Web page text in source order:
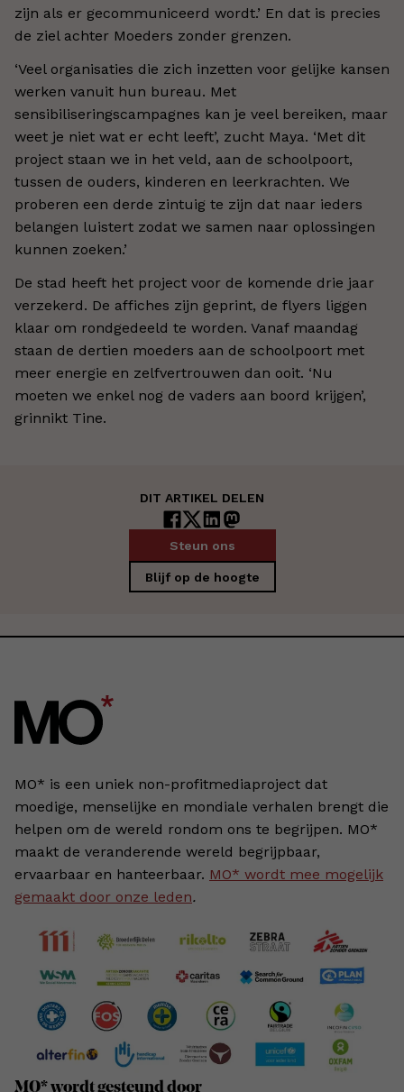
zijn als er gecommuniceerd wordt.’ En dat is precies
de ziel achter Moeders zonder grenzen.
‘Veel organisaties die zich inzetten voor gelijke kansen
werken vanuit hun bureau. Met
sensibiliseringscampagnes kan je veel bereiken, maar
weet je niet wat er echt leeft’, zucht Maya. ‘Met dit
project staan we in het veld, aan de schoolpoort,
tussen de ouders, kinderen en leerkrachten. We
proberen een derde zintuig te zijn dat naar ieders
belangen luistert zodat we samen naar oplossingen
kunnen zoeken.’
De stad heeft het project voor de komende drie jaar
verzekerd. De affiches zijn geprint, de flyers liggen
klaar om rondgedeeld te worden. Vanaf maandag
staan de dertien moeders aan de schoolpoort met
meer energie en zelfvertrouwen dan ooit. ‘Nu
moeten we enkel nog de vaders aan boord krijgen’,
grinnikt Tine.
DIT ARTIKEL DELEN
Steun ons
Blijf op de hoogte
MO* is een uniek non-profitmediaproject dat
moedige, menselijke en mondiale verhalen brengt die
helpen om de wereld rondom ons te begrijpen. MO*
maakt de veranderende wereld begrijpbaar,
ervaarbaar en hanteerbaar. MO* wordt mee mogelijk
gemaakt door onze leden.
MO* wordt gesteund door